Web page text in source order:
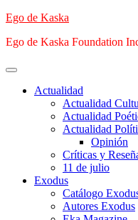
Saltar
contenido
Ego de Kaska
Ego de Kaska Foundation
Menú
principalActualidad
Actualidad
Actualidad
Actualidad
Opinión
Críticas y
11 de julio
Exodus
Catálogo
Autores Exodus